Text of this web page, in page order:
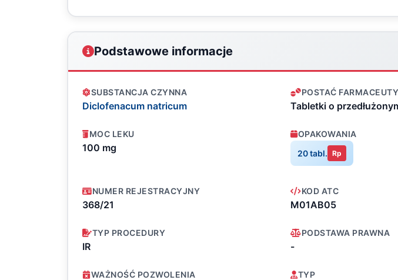
Podstawowe informacje
SUBSTANCJA CZYNNA
Diclofenacum natricum
POSTAĆ
Tabletki o
MOC LEKU
100 mg
OPAKOWANIA
20 tabl. Rp
NUMER REJESTRACYJNY
368/21
KOD ATC
M01AB05
TYP PROCEDURY
IR
PODSTAWA PRAWNA
-
WAŻNOŚĆ POZWOLENIA TYP